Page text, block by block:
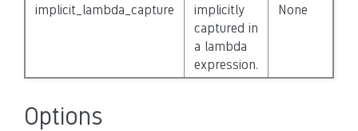
implicit_lambda_capture
implicitly
captured in
a lambda
expression.
None
Options